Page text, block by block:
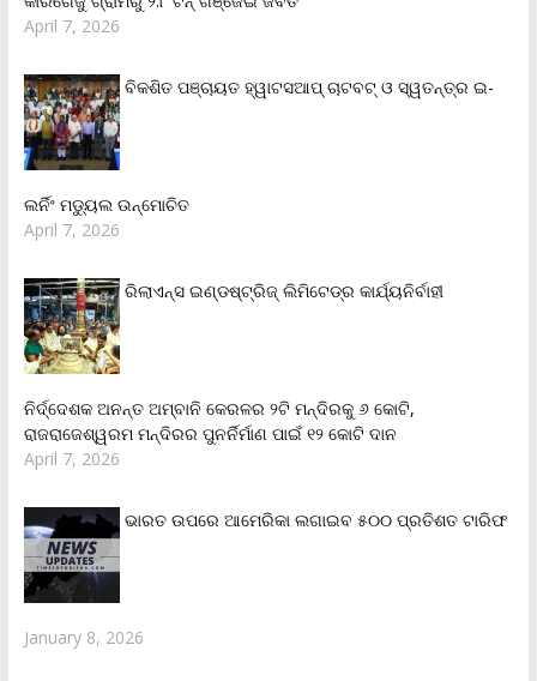
April 7, 2026
ବିକଶିତ ପଞ୍ଚାୟତ ହ୍ୱାଟସଆପ୍ ଚାଟବଟ୍ ଓ ସ୍ୱତନ୍ତ୍ର ଇ-
ଲର୍ନିଂ ମଡ୍ୟୁଲ ଉନ୍ମୋଚିତ
April 7, 2026
ରିଲାଏନ୍‌ସ ଇଣ୍ଡଷ୍ଟ୍ରିଜ୍ ଲିମିଟେଡ୍‌ର କାର୍ଯ୍ୟନିର୍ବାହୀ
ନିର୍ଦ୍ଦେଶକ ଅନନ୍ତ ଅମ୍ବାନି କେରଳର ୨ଟି ମନ୍ଦିରକୁ ୬ କୋଟି,
ରାଜରାଜେଶ୍ୱରମ ମନ୍ଦିରର ପୁନର୍ନିର୍ମାଣ ପାଇଁ ୧୨ କୋଟି ଦାନ
April 7, 2026
ଭାରତ ଉପରେ ଆମେରିକା ଲଗାଇବ ୫୦୦ ପ୍ରତିଶତ ଟାରିଫ
January 8, 2026